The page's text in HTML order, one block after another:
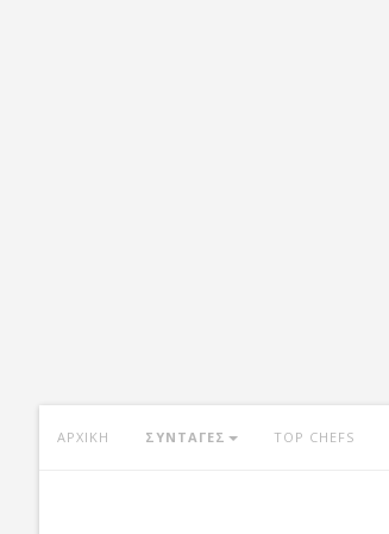
ΑΡΧΙΚΗ ΣΥΝΤΑΓΕΣ TOP CHEFS